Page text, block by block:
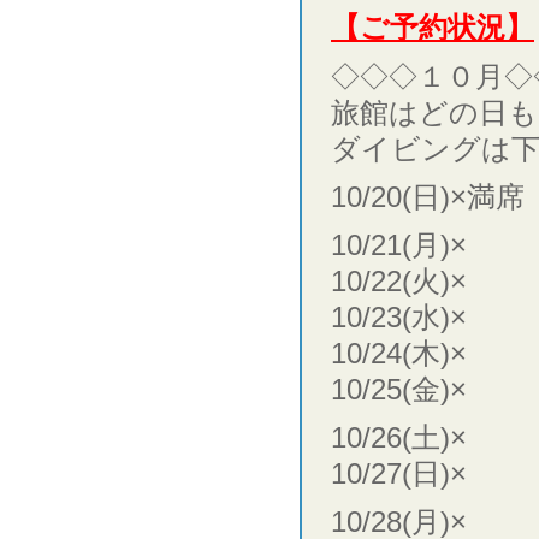
【ご予約状況】
◇◇◇１０月
旅館はどの日
ダイビングは
10/20(日)×満席
10/21(月)×
10/22(火)×
10/23(水)×
10/24(木)×
10/25(金)×
10/26(土)×
10/27(日)×
10/28(月)×